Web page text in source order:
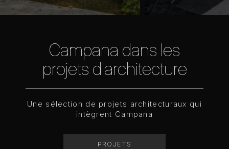
Campana dans les
projets d'architecture
Une sélection de projets architecturaux qui
intègrent Campana
PROJETS